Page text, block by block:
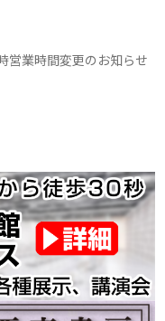
営業時間変更のお知らせ